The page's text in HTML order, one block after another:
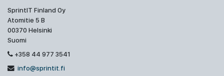
SprintIT Finland Oy
Atomitie 5 B
00370 Helsinki
Suomi
+358 44 977 3541
info@sprintit.fi